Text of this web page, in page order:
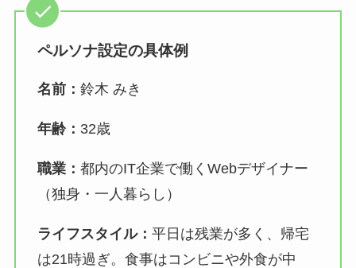
ペルソナ設定の具体例
名前： 鈴木 みき
年齢： 32歳
職業： 都内のIT企業で働くWebデザイナー
（独身・一人暮らし）
ライフスタイル： 平日は残業が多く、帰宅
は21時過ぎ。食事はコンビニや外食が中